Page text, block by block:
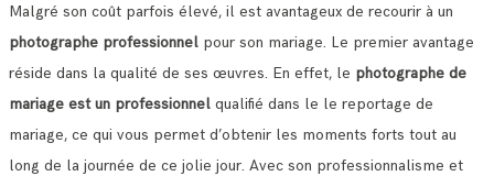
Malgré son coût parfois élevé, il est avantageux de recourir à un
photographe professionnel pour son mariage. Le premier avantage
réside dans la qualité de ses œuvres. En effet, le photographe de
mariage est un professionnel qualifié dans le le reportage de
mariage, ce qui vous permet d’obtenir les moments forts tout au
long de la journée de ce jolie jour. Avec son professionnalisme et